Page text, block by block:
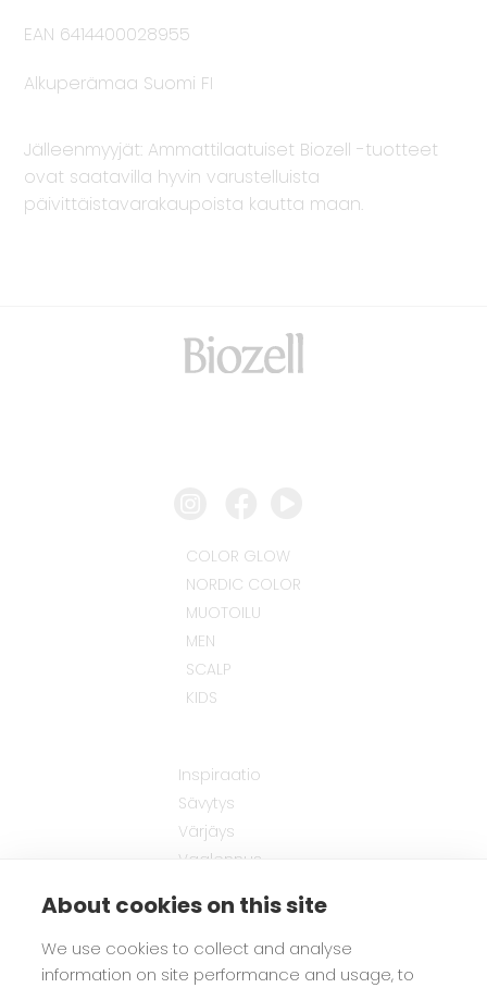
About cookies on this site
We use cookies to collect and analyse
information on site performance and usage, to
EAN 6414400028955
Alkuperämaa Suomi FI
Jälleenmyyjät: Ammattilaatuiset Biozell -tuotteet
ovat saatavilla hyvin varustelluista
päivittäistavarakaupoista kautta maan.
COLOR GLOW
NORDIC COLOR
MUOTOILU
MEN
SCALP
KIDS
Inspiraatio
Sävytys
Värjäys
Vaalennus
Hiusten hoito
Miesten tuotteet
Lasten tuotteet